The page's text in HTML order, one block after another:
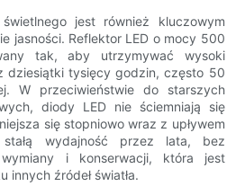
jest również kluczowym
jasności. Reflektor LED o mocy 500
tak, aby utrzymywać wysoki
dziesiątki tysięcy godzin, często 50
W przeciwieństwie do starszych
diody LED nie ściemniają się
się stopniowo wraz z upływem
wydajność przez lata, bez
i konserwacji, która jest
źródeł światła.